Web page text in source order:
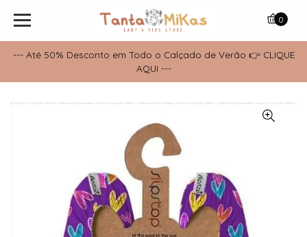
--- Até 50% Desconto em Todo o Calçado de Verão 👉 CLIQUE
AQUI ---
0